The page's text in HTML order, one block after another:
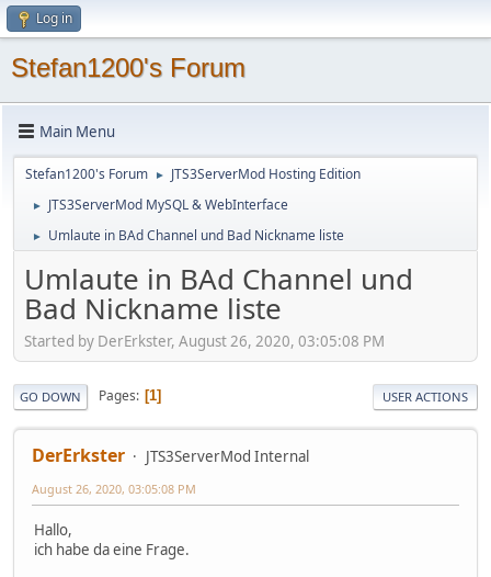
Log in
Stefan1200's Forum
Main Menu
Stefan1200's Forum ► JTS3ServerMod Hosting Edition
► JTS3ServerMod MySQL & WebInterface
► Umlaute in BAd Channel und Bad Nickname liste
Umlaute in BAd Channel und
Bad Nickname liste
Started by DerErkster, August 26, 2020, 03:05:08 PM
GO DOWN Pages 1 USER ACTIONS
DerErkster JTS3ServerMod Internal
August 26, 2020, 03:05:08 PM
Hallo,
ich habe da eine Frage.